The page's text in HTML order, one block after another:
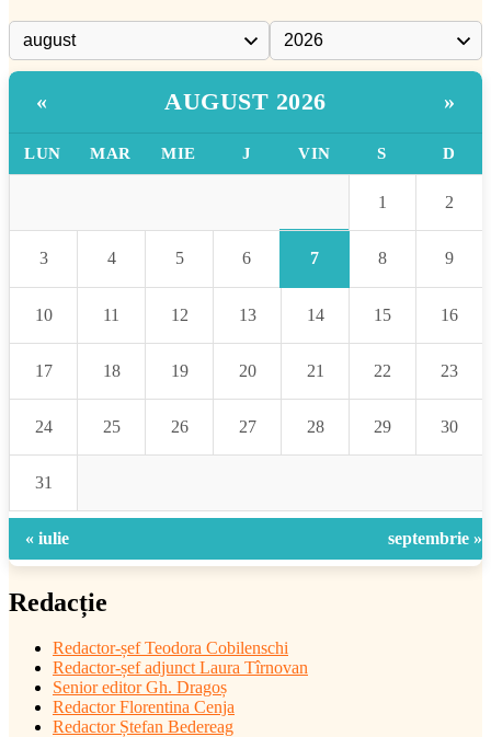
« AUGUST 2026 »
LUN MAR MIE J VIN S D
1 2
3 4 5 6 7 8 9
10 11 12 13 14 15 16
17 18 19 20 21 22 23
24 25 26 27 28 29 30
31
« iulie septembrie »
Redacție
Redactor-șefTeodora Cobilenschi
Redactor-șef adjunct Laura Tîrnovan
Senior editor Gh. Dragoș
Redactor Florentina Cenja
Redactor Ștefan Bedereag